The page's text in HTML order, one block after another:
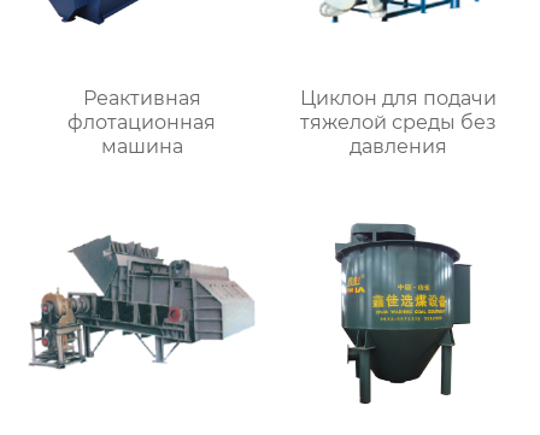
Реактивная
флотационная
машина
Циклон для подачи
тяжелой среды без
давления